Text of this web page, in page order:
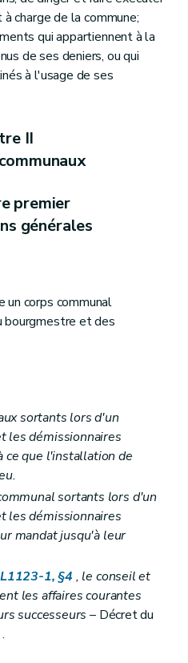
receveur
21
22
23
24
28
30
32
33
34
39
40
46
47
48
49
et conflits d'intérêts
charge de la commune;
qui appartiennent à la
de ses deniers, ou qui
à l'usage de ses
II
premier
générales
un corps communal
bourgmestre et des
sortants lors d'un
les démissionnaires
ce que l'installation de
sortants lors d'un
les démissionnaires
mandat jusqu'à leur
L1123-1, §4 , le conseil et
les affaires courantes
successeurs – Décret du